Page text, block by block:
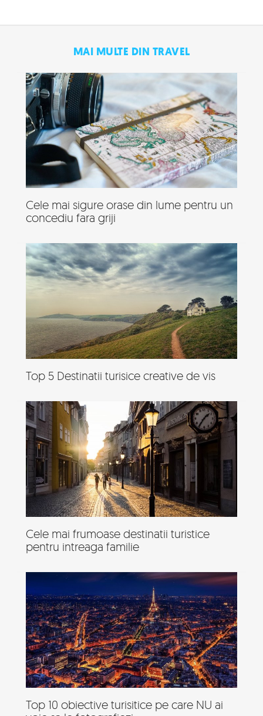
MAI MULTE DIN TRAVEL
Cele mai sigure orase din lume pentru un
concediu fara griji
Top 5 Destinatii turisice creative de vis
Cele mai frumoase destinatii turistice
pentru intreaga familie
Top 10 obiective turisitice pe care NU ai